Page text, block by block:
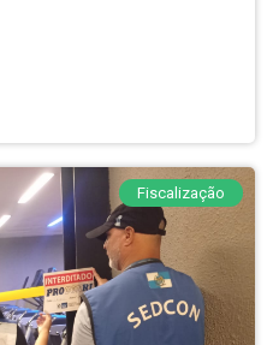
Fiscalização